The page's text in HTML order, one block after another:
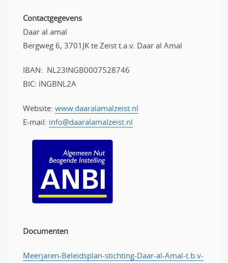
Contactgegevens
Daar al amal
Bergweg 6, 3701JK te Zeist t.a.v. Daar al Amal
IBAN: NL23INGB0007528746
BIC: INGBNL2A
Website: www.daaralamalzeist.nl
E-mail: info@daaralamalzeist.nl
Documenten
Meerjaren-Beleidsplan-stichting-Daar-al-Amal-t.b.v-